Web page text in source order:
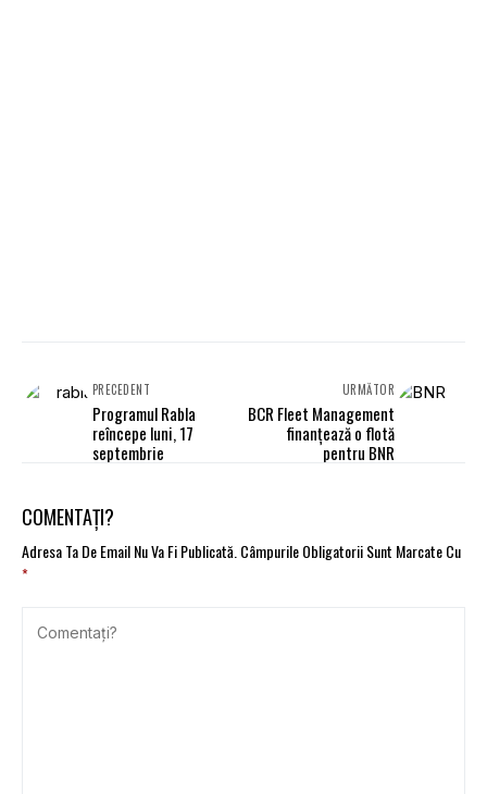
PRECEDENT
Programul Rabla
reîncepe luni, 17
septembrie
URMĂTOR
BCR Fleet Management
finanţează o flotă
pentru BNR
COMENTAȚI?
Adresa Ta De Email Nu Va Fi Publicată.Câmpurile Obligatorii Sunt Marcate Cu
*